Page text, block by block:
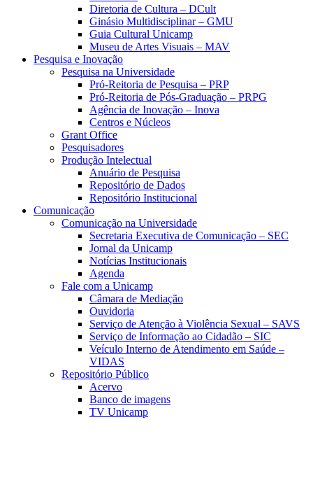
Diretoria de Cultura – DCult
Ginásio Multidisciplinar – GMU
Guia Cultural Unicamp
Museu de Artes Visuais – MAV
Pesquisa e Inovação
Pesquisa na Universidade
Pró-Reitoria de Pesquisa – PRP
Pró-Reitoria de Pós-Graduação – PRPG
Agência de Inovação – Inova
Centros e Núcleos
Grant Office
Pesquisadores
Produção Intelectual
Anuário de Pesquisa
Repositório de Dados
Repositório Institucional
Comunicação
Comunicação na Universidade
Secretaria Executiva de Comunicação – SEC
Jornal da Unicamp
Notícias Institucionais
Agenda
Fale com a Unicamp
Câmara de Mediação
Ouvidoria
Serviço de Atenção à Violência Sexual – SAVS
Serviço de Informação ao Cidadão – SIC
Veículo Interno de Atendimento em Saúde –
VIDAS
Repositório Público
Acervo
Banco de imagens
TV Unicamp